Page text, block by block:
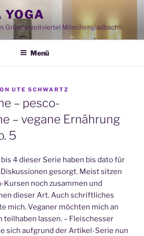
YOGA
Gründerzeitviertel Mönchengladbachs
Menü
UTE SCHWARTZ
– pesco-
– vegane Ernährung
5
4 dieser Serie haben bis dato für
gesorgt. Meist sitzen
Kursen noch zusammen und
dieser Art. Auch schriftliches
mich. Veganer möchten mich an
teilhaben lassen. – Fleischesser
sich aufgrund der Artikel-Serie nun